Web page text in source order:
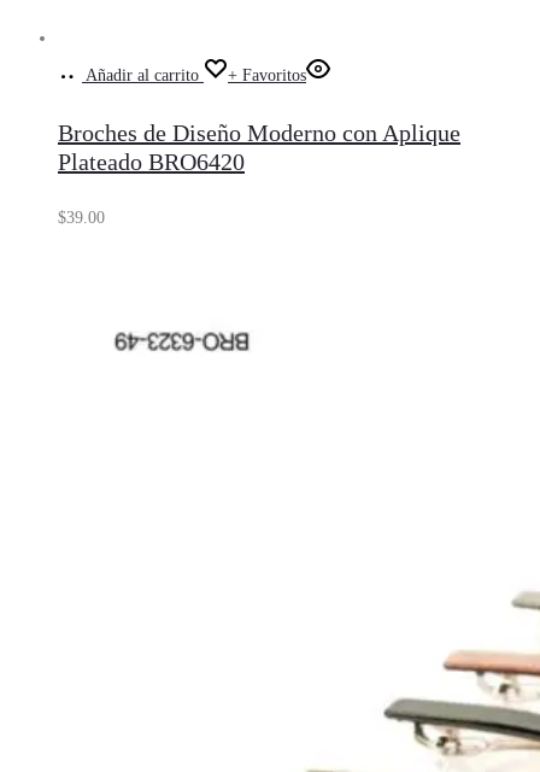
Añadir al carrito + Favoritos
Broches de Diseño Moderno con Aplique
Plateado BRO6420
$39.00